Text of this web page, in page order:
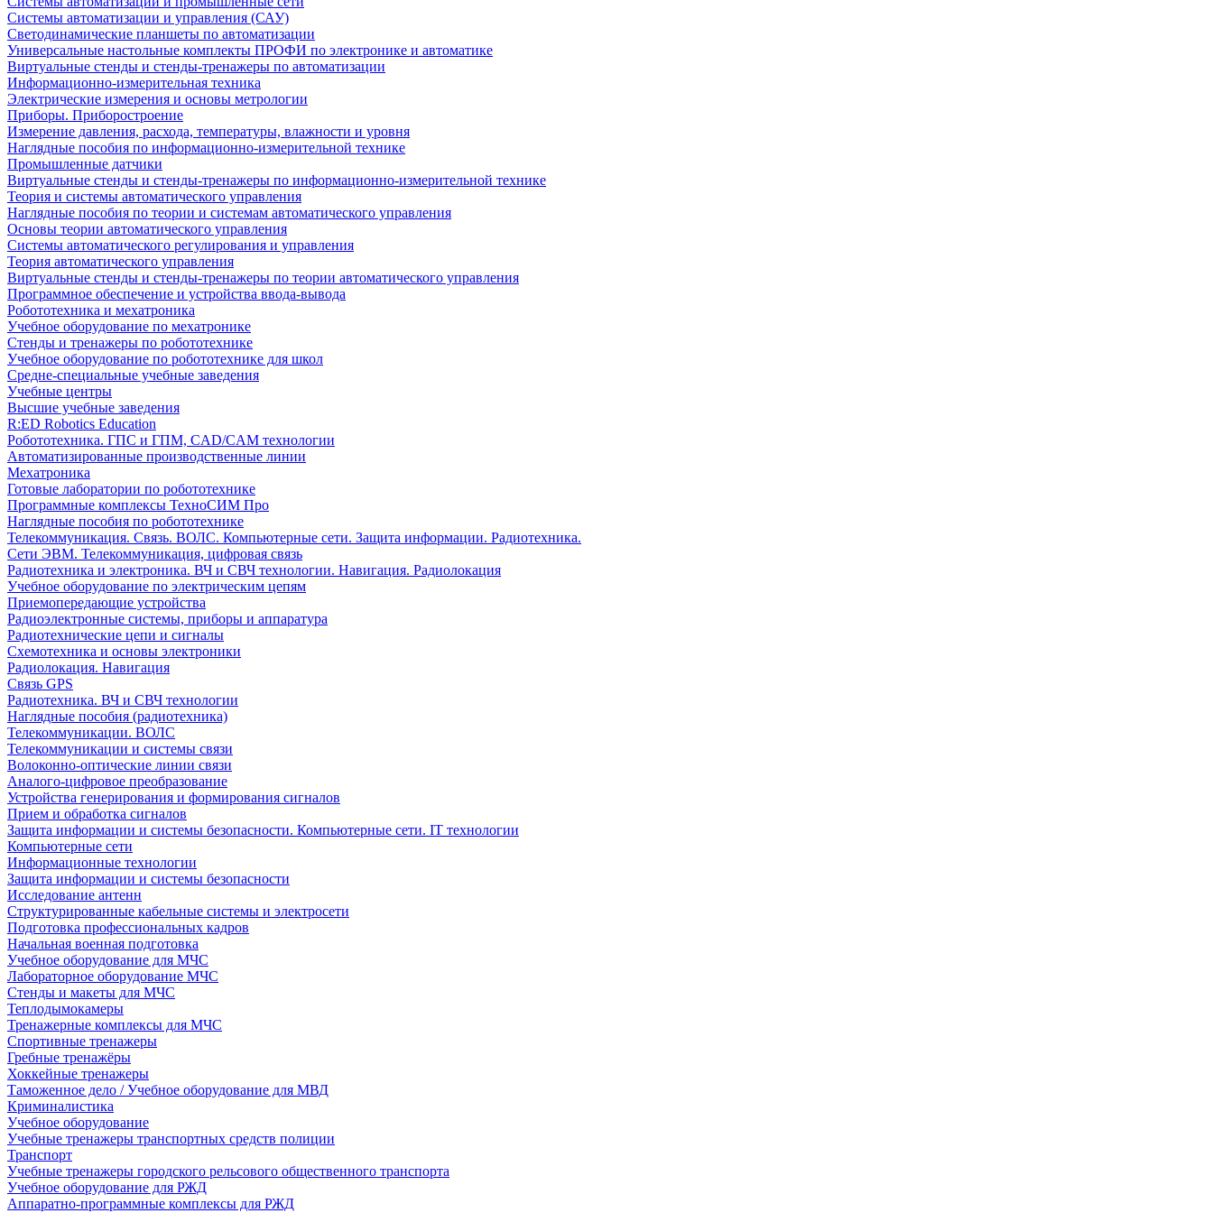
Системы автоматизации и управления (САУ)
Светодинамические планшеты по автоматизации
Универсальные настольные комплекты ПРОФИ по электронике и автоматике
Виртуальные стенды и стенды-тренажеры по автоматизации
Информационно-измерительная техника
Электрические измерения и основы метрологии
Приборы. Приборостроение
Измерение давления, расхода, температуры, влажности и уровня
Наглядные пособия по информационно-измерительной технике
Промышленные датчики
Виртуальные стенды и стенды-тренажеры по информационно-измерительной технике
Теория и системы автоматического управления
Наглядные пособия по теории и системам автоматического управления
Основы теории автоматического управления
Системы автоматического регулирования и управления
Теория автоматического управления
Виртуальные стенды и стенды-тренажеры по теории автоматического управления
Программное обеспечение и устройства ввода-вывода
Робототехника и мехатроника
Учебное оборудование по мехатронике
Стенды и тренажеры по робототехнике
Учебное оборудование по робототехнике для школ
Средне-специальные учебные заведения
Учебные центры
Высшие учебные заведения
R:ED Robotics Education
Робототехника. ГПС и ГПМ, CAD/CAM технологии
Автоматизированные производственные линии
Мехатроника
Готовые лаборатории по робототехнике
Программные комплексы ТехноСИМ Про
Наглядные пособия по робототехнике
Телекоммуникация. Связь. ВОЛС. Компьютерные сети. Защита информации. Радиотехника.
Сети ЭВМ. Телекоммуникация, цифровая связь
Радиотехника и электроника. ВЧ и СВЧ технологии. Навигация. Радиолокация
Учебное оборудование по электрическим цепям
Приемопередающие устройства
Радиоэлектронные системы, приборы и аппаратура
Радиотехнические цепи и сигналы
Схемотехника и основы электроники
Радиолокация. Навигация
Связь GPS
Радиотехника. ВЧ и СВЧ технологии
Наглядные пособия (радиотехника)
Телекоммуникации. ВОЛС
Телекоммуникации и системы связи
Волоконно-оптические линии связи
Аналого-цифровое преобразование
Устройства генерирования и формирования сигналов
Прием и обработка сигналов
Защита информации и системы безопасности. Компьютерные сети. IT технологии
Компьютерные сети
Информационные технологии
Защита информации и системы безопасности
Исследование антенн
Структурированные кабельные системы и электросети
Подготовка профессиональных кадров
Начальная военная подготовка
Учебное оборудование для МЧС
Лабораторное оборудование МЧС
Стенды и макеты для МЧС
Теплодымокамеры
Тренажерные комплексы для МЧС
Спортивные тренажеры
Гребные тренажёры
Хоккейные тренажеры
Таможенное дело / Учебное оборудование для МВД
Криминалистика
Учебное оборудование
Учебные тренажеры транспортных средств полиции
Транспорт
Учебные тренажеры городского рельсового общественного транспорта
Учебное оборудование для РЖД
Аппаратно-программные комплексы для РЖД